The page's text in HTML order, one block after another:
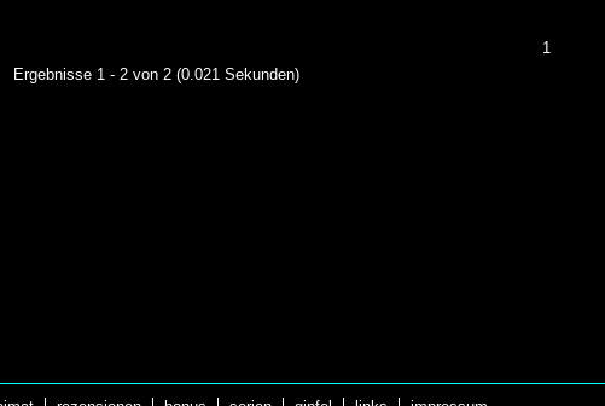
1
Ergebnisse 1 - 2 von 2 (0.021 Sekunden)